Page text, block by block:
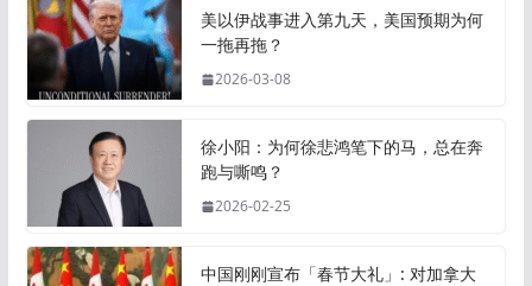
美以伊战事进入第九天，美国预期为何
一拖再拖？
2026-03-08
徐小阳：为何徐悲鸿笔下的马，总在奔
跑与嘶鸣？
2026-02-25
中国刚刚宣布「春节大礼」: 对加拿大